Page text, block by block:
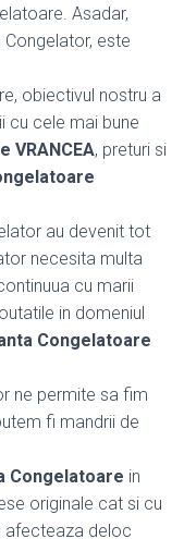
Asadar,
este
obiectivul nostru a
cu cele mai bune
VRANCEA, preturi si
au devenit tot
necesita multa
cu marii
in domeniul
Congelatoare
ne permite sa fim
fi mandrii de
Congelatoare in
originale cat si cu
afecteaza deloc